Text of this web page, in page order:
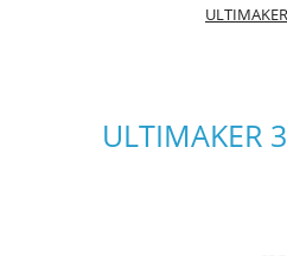
מדפסת תלת מימד ULTIMAKER 3